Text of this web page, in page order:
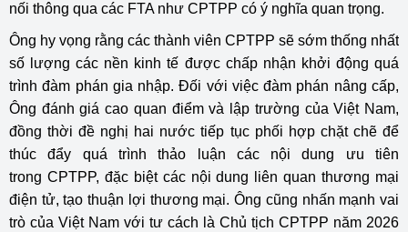
nối thông qua các FTA như CPTPP có ý nghĩa quan trọng.
Ông hy vọng rằng các thành viên CPTPP sẽ sớm thống nhất
số lượng các nền kinh tế được chấp nhận khởi động quá
trình đàm phán gia nhập. Đối với việc đàm phán nâng cấp,
Ông đánh giá cao quan điểm và lập trường của Việt Nam,
đồng thời đề nghị hai nước tiếp tục phối hợp chặt chẽ để
thúc đẩy quá trình thảo luận các nội dung ưu tiên
trong CPTPP, đặc biệt các nội dung liên quan thương mại
điện tử, tạo thuận lợi thương mại. Ông cũng nhấn mạnh vai
trò của Việt Nam với tư cách là Chủ tịch CPTPP năm 2026